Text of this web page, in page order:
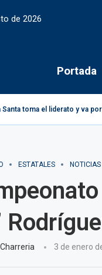
de 2026
Portada
Santa toma el liderato y va
ESTATALES NOTICIAS
Charreria 3 de enero